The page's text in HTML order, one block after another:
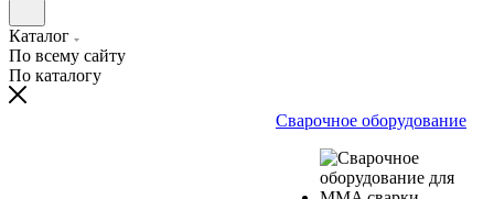
Каталог
По всему сайту
По каталогу
Сварочное оборудование